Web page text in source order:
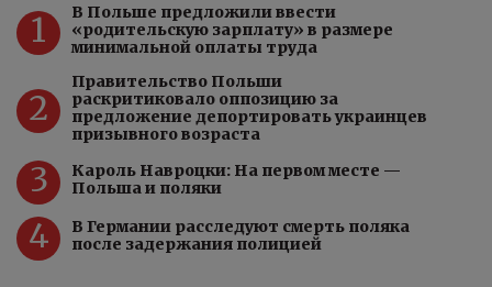
1
В Польше предложили ввести
«родительскую зарплату» в размере
минимальной оплаты труда
2
Правительство Польши
раскритиковало оппозицию за
предложение депортировать украинцев
призывного возраста
3
Кароль Навроцки: На первом месте —
Польша и поляки
4
В Германии расследуют смерть поляка
после задержания полицией